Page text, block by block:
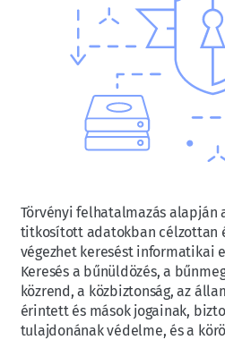
Törvényi felhatalmazás alapján
titkosított adatokban célzottan
végezhet keresést informatikai
Keresés a bűnüldözés, a
közrend, a közbiztonság, az
érintett és mások jogainak,
tulajdonának védelme, és a